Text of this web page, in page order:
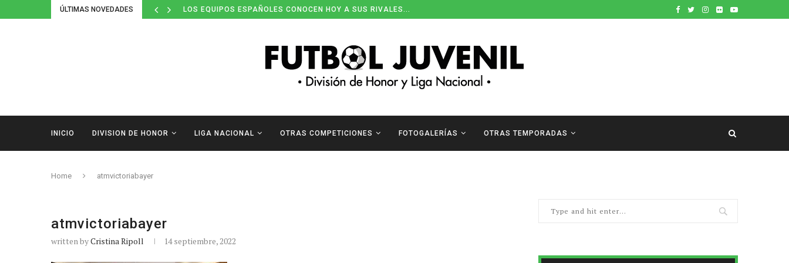
ÚLTIMAS NOVEDADES LOS EQUIPOS ESPAÑOLES CONOCEN HOY A SUS RIVALES...
INICIO DIVISION DE HONOR LIGA NACIONAL OTRAS COMPETICIONES FOTOGALERÍAS OTRAS TEMPORADAS
Home atmvictoriabayer
atmvictoriabayer
written byCristina Ripoll 14 septiembre, 2022